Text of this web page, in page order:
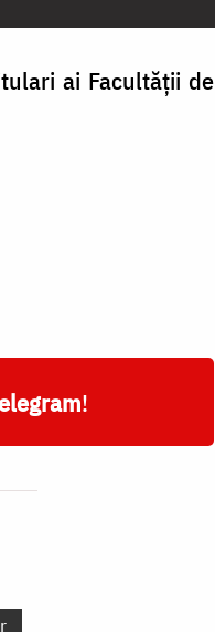
ai Facultății de
!